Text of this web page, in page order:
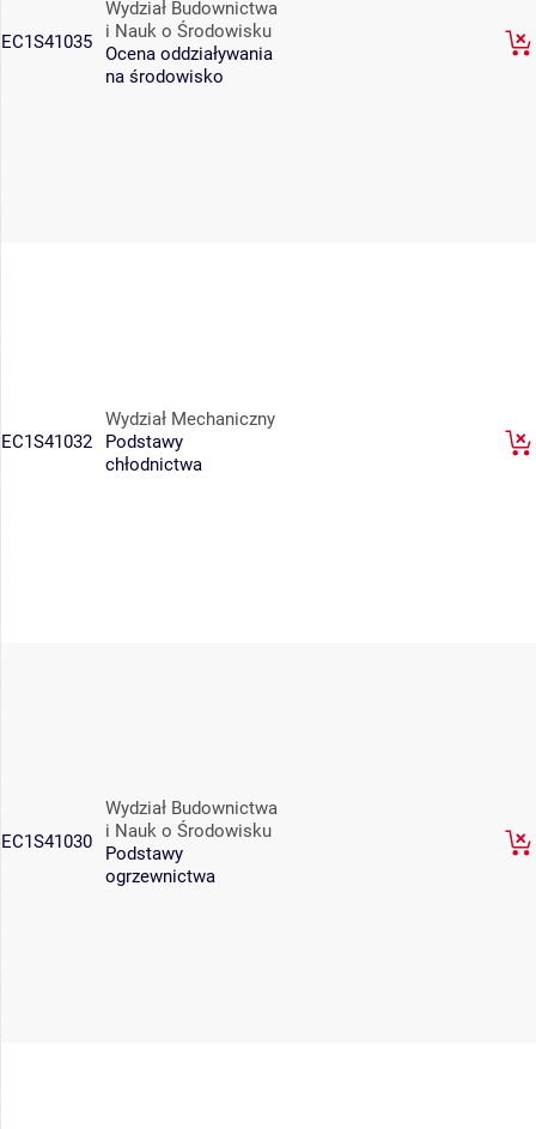
EC1S41035
Wydział Budownictwa
i Nauk o Środowisku
Ocena oddziaływania
na środowisko
EC1S41032
Wydział Mechaniczny
Podstawy
chłodnictwa
EC1S41030
Wydział Budownictwa
i Nauk o Środowisku
Podstawy
ogrzewnictwa